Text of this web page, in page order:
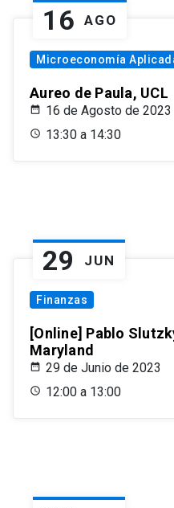
16 AGO
Microeconomía
Aureo de Paula, UCL
16 de Agosto de 2023
13:30 a 14:30
29 JUN
Finanzas
[Online] Pablo
Maryland
29 de Junio de 2023
12:00 a 13:00